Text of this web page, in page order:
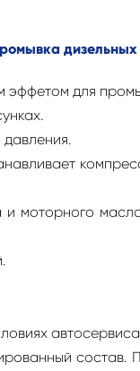
дизельных
для
моторного
состав.